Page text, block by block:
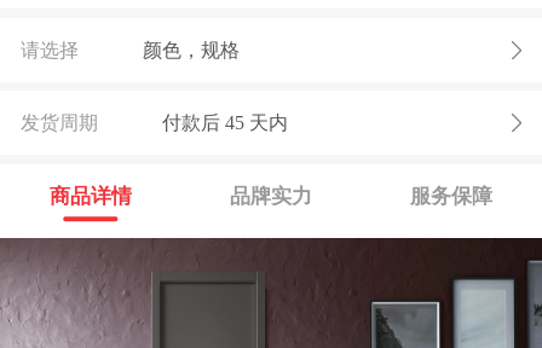
请选择 颜色，规格
发货周期 付款后45 天内
商品详情 品牌实力 服务保障